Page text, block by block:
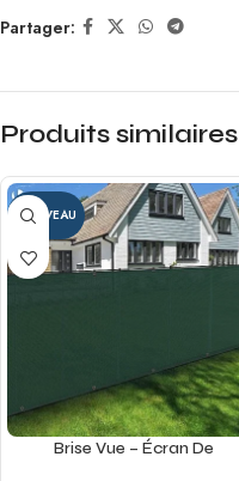
Partager:
Produits similaires
NOUVEAU
Brise Vue – Écran De